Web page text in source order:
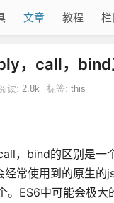
文章 教程 栏
，call，bind
读: 2.8k 标签: this
，bind的区别是一
常使用到的原生的
。ES6中可能会极大